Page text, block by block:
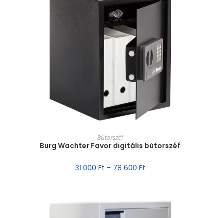
MÉRET VÁLASZTÁSA
Bútorszéf
Burg Wachter Favor digitális bútorszéf
31 000 Ft – 78 600 Ft